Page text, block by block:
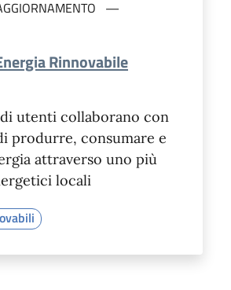
Rinnovabile
utenti collaborano con
produrre, consumare e
attraverso uno più
locali